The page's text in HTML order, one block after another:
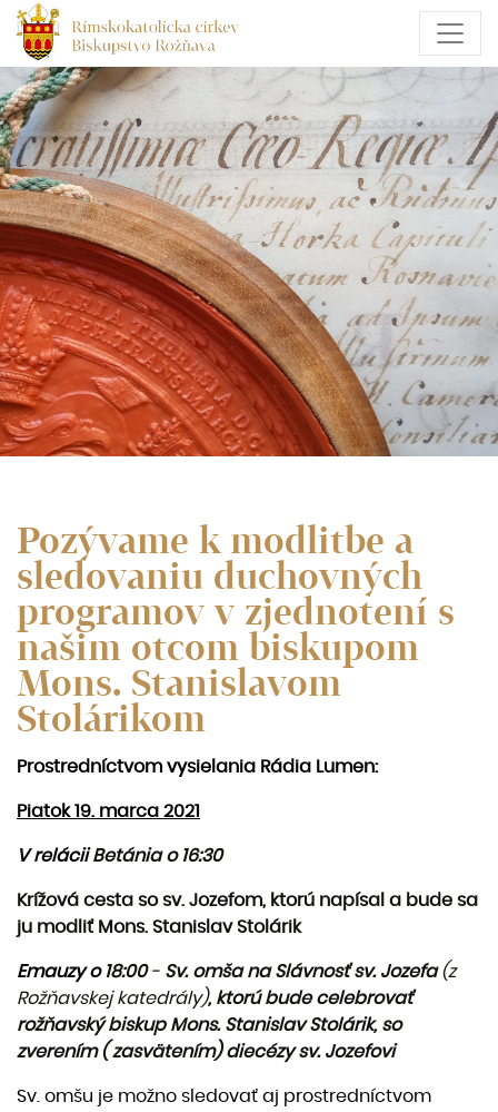
Pozývame k modlitbe a
sledovaniu duchovných
programov v zjednotení s
našim otcom biskupom
Mons. Stanislavom
Stolárikom
Prostredníctvom vysielania Rádia Lumen:
Piatok 19. marca 2021
V reláciiBetánia o 16:30
Krížová cesta so sv. Jozefom, ktorú napísal a bude sa
ju modliť Mons. Stanislav Stolárik
Emauzy o 18:00- Sv. omša na Slávnosť sv. Jozefa(z
Rožňavskej katedrály), ktorú bude celebrovať
rožňavský biskup Mons. Stanislav Stolárik, so
zverením ( zasvätením) diecézy sv. Jozefovi
Sv. omšu je možno sledovať aj prostredníctvom